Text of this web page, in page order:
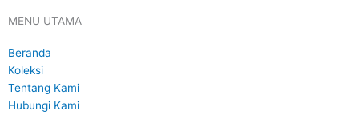
t
a
g
r
a
MENU UTAMA
Beranda
Koleksi
Tentang Kami
Hubungi Kami